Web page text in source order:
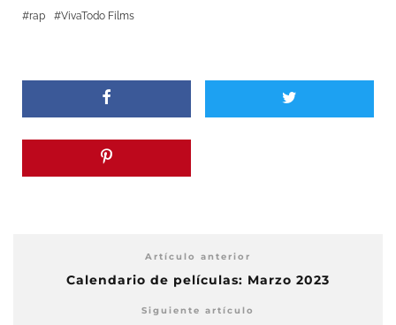
rap VivaTodo Films
Artículo anterior
Calendario de películas: Marzo 2023
Siguiente artículo